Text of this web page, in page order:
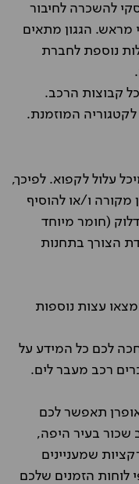
להשכרה לחיבור
מראש. הגגון מתאים
נוספת לחברת
קבוצות הרכב.
המוזמנת.
עלול לקפוא. לפיכך,
מקורה ו/או להוסיף
(חומר מיוחד
הצורך בתחנות
עצות נוספות
לכם כל המידע על
רכב מעבר לים.
תאפשר לכם
שכור בעיר היפה,
שמעניינים
לוחות הזמנים שלכם